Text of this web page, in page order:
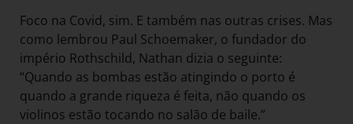
Foco na Covid, sim. E também nas outras crises. Mas
como lembrou Paul Schoemaker, o fundador do
império Rothschild, Nathan dizia o seguinte:
“Quando as bombas estão atingindo o porto é
quando a grande riqueza é feita, não quando os
violinos estão tocando no salão de baile.”